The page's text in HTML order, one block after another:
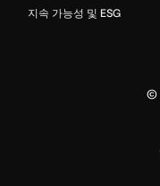
지속 가능성 및 ESG
©